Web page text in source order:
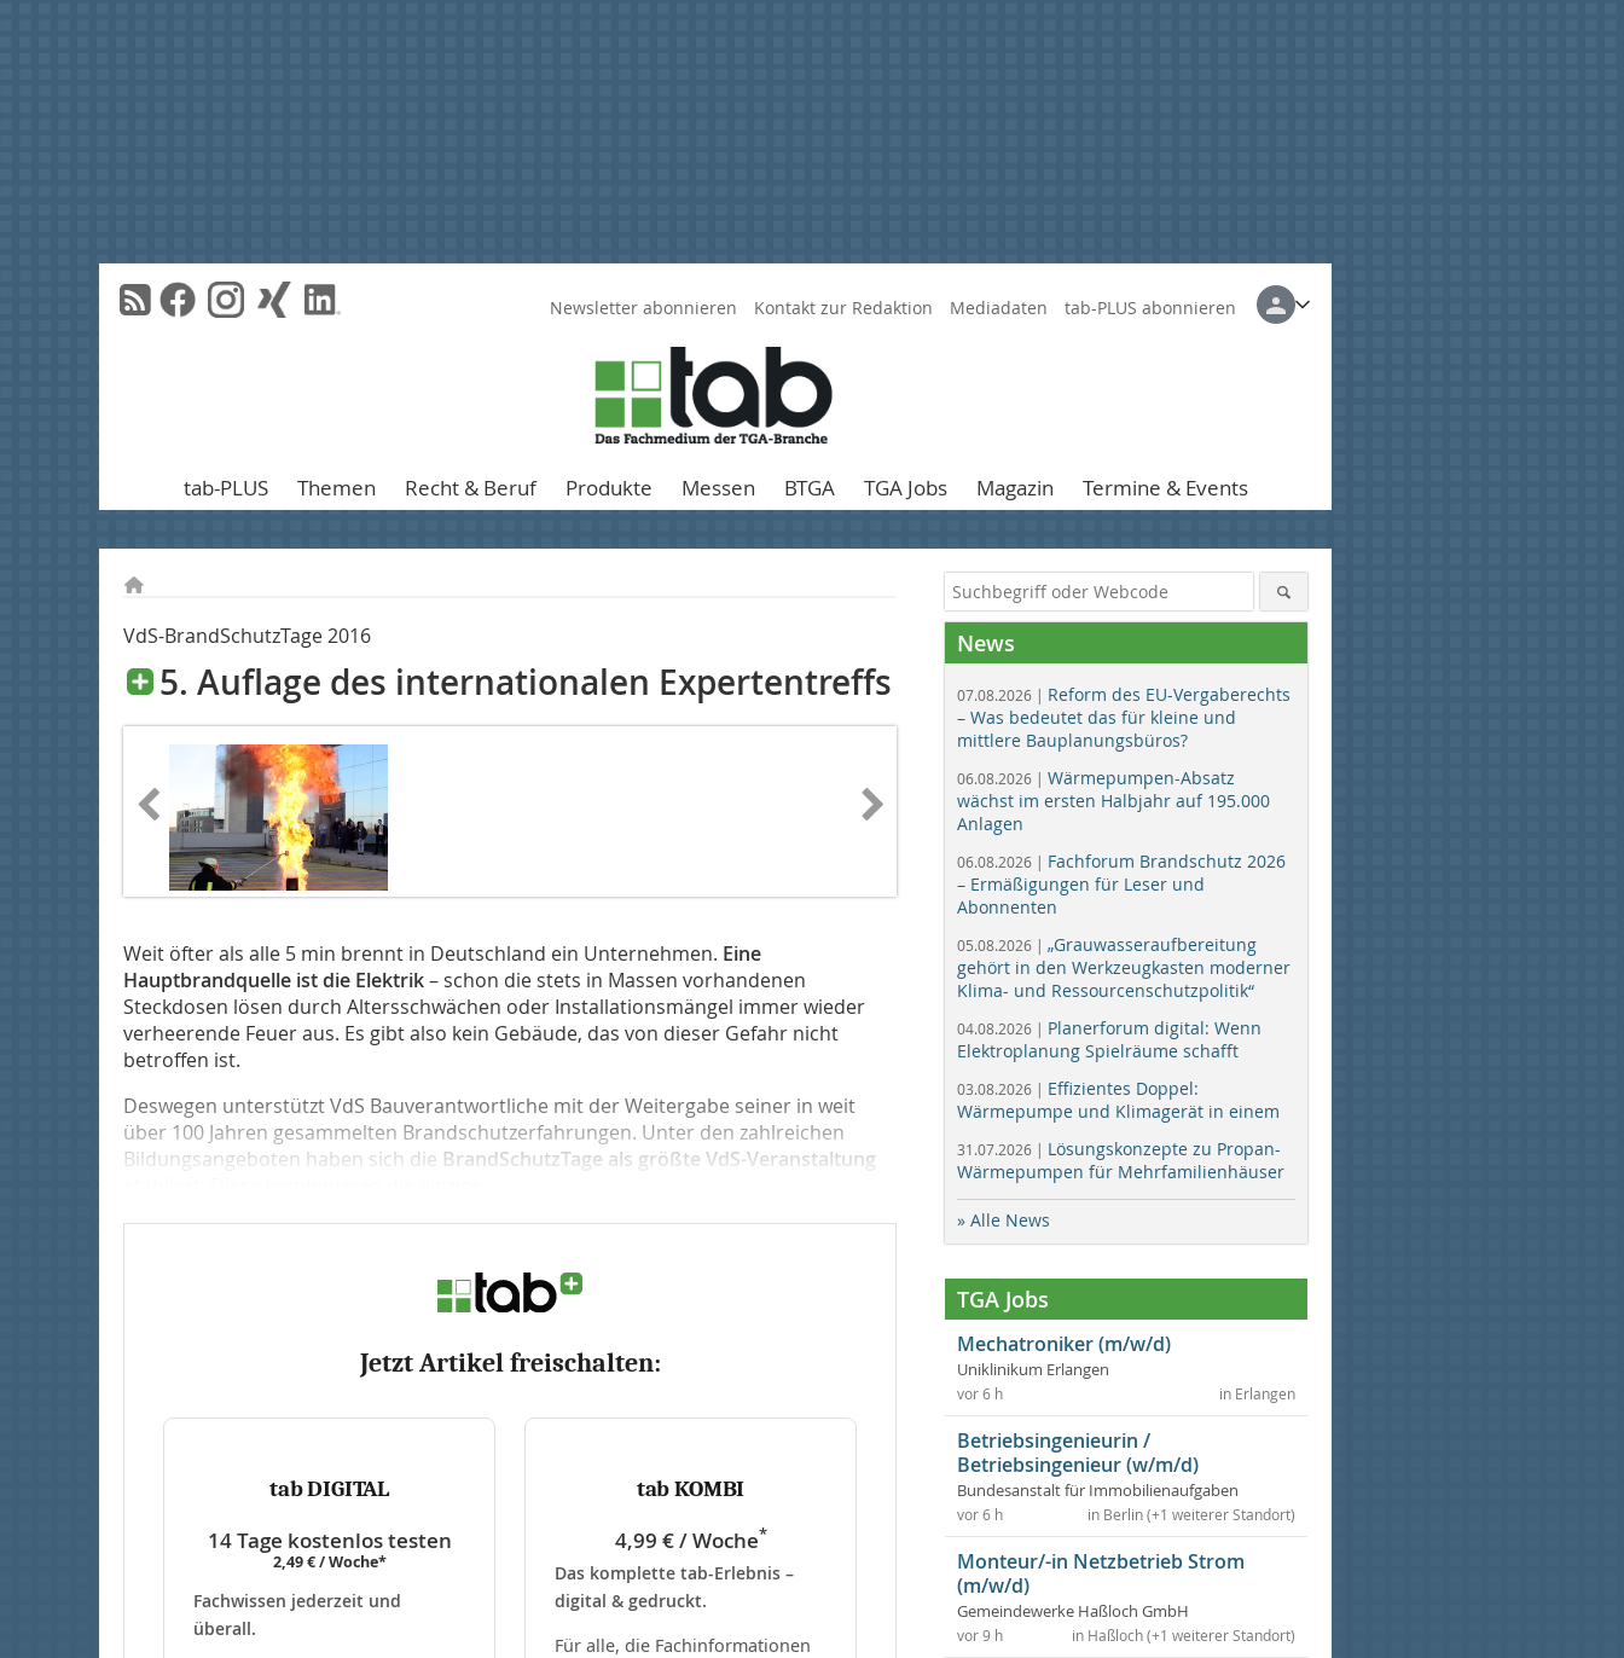
Newsletter abonnieren Kontakt zur Redaktion Mediadaten tab-PLUS abonnieren
tab-PLUS Themen Recht & Beruf Produkte Messen BTGA TGA Jobs Magazin Termine & Events
VdS-BrandSchutzTage 2016
5. Auflage des internationalen Expertentreffs
Weit öfter als alle 5 min brennt in Deutschland ein Unternehmen. Eine
Hauptbrandquelle ist die Elektrik– schon die stets in Massen vorhandenen
Steckdosen lösen durch Altersschwächen oder Installationsmängel immer wieder
verheerende Feuer aus. Es gibt also kein Gebäude, das von dieser Gefahr nicht
betroffen ist.
Deswegen unterstützt VdS Bauverantwortliche mit der Weitergabe seiner in weit
über 100 Jahren gesammelten Brandschutzerfahrungen. Unter den zahlreichen
Bildungsangeboten haben sich die BrandSchutzTage als größte VdS-Veranstaltung
Jetzt Artikel freischalten:
tab DIGITAL
14 Tage kostenlos testen
2,49 € / Woche*
Fachwissen jederzeit und
überall.
tab KOMBI
4,99 € / Woche*
Das komplette tab-Erlebnis –
digital & gedruckt.
Für alle, die Fachinformationen
News
07.08.2026 | Reform des EU-Vergaberechts
– Was bedeutet das für kleine und
mittlere Bauplanungsbüros?
06.08.2026 | Wärmepumpen-Absatz
wächst im ersten Halbjahr auf 195.000
Anlagen
06.08.2026 | Fachforum Brandschutz 2026
– Ermäßigungen für Leser und
Abonnenten
05.08.2026 | „Grauwasseraufbereitung
gehört in den Werkzeugkasten moderner
Klima- und Ressourcenschutzpolitik“
04.08.2026 | Planerforum digital: Wenn
Elektroplanung Spielräume schafft
03.08.2026 | Effizientes Doppel:
Wärmepumpe und Klimagerät in einem
31.07.2026 | Lösungskonzepte zu Propan-
Wärmepumpen für Mehrfamilienhäuser
» Alle News
TGA Jobs
Mechatroniker (m/w/d)
Uniklinikum Erlangen
in Erlangen
vor 6 h
Betriebsingenieurin /
Betriebsingenieur (w/m/d)
Bundesanstalt für Immobilienaufgaben
in Berlin (+1 weiterer Standort)
vor 6 h
Monteur/-in Netzbetrieb Strom
(m/w/d)
Gemeindewerke Haßloch GmbH
in Haßloch (+1 weiterer Standort)
vor 9 h